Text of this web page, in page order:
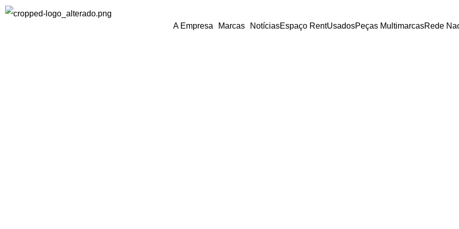
A Empresa Marcas NotíciasEspaço RentUsadosPeças MultimarcasRede